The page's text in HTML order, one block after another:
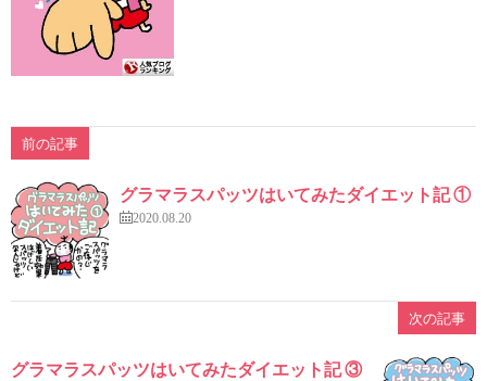
前の記事
グラマラスパッツはいてみたダイエット記 ①
2020.08.20
次の記事
グラマラスパッツはいてみたダイエット記 ③